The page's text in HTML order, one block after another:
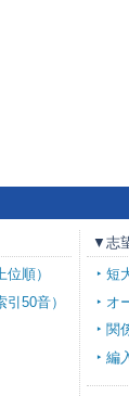
順）
50音）
▼志
短
オ
関
編